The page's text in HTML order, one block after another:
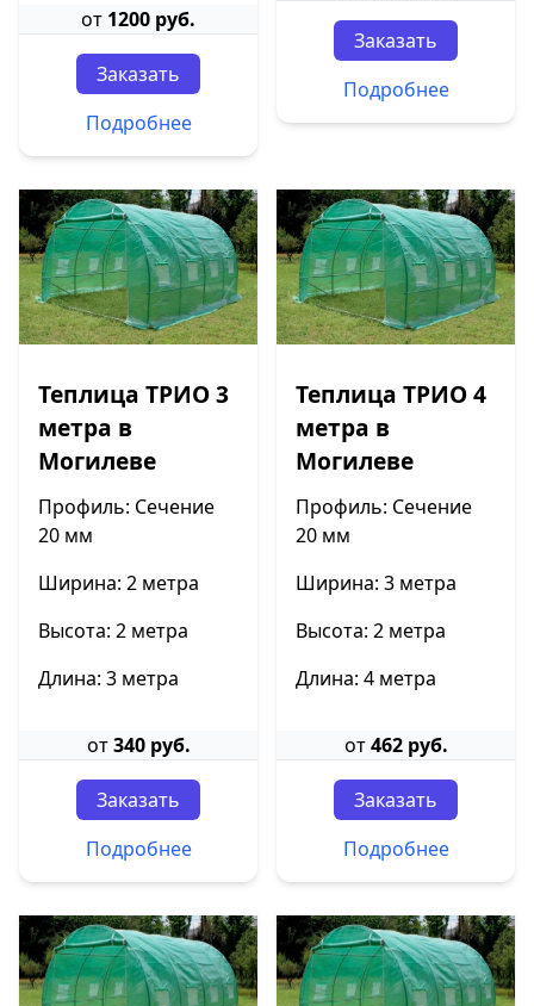
от 1200 руб.
Заказать
Подробнее
Заказать
Подробнее
Теплица ТРИО 3
метра в
Могилеве
Профиль: Сечение
20 мм
Ширина: 2 метра
Высота: 2 метра
Длина: 3 метра
от340 руб.
Заказать
Подробнее
Теплица ТРИО 4
метра в
Могилеве
Профиль: Сечение
20 мм
Ширина: 3 метра
Высота: 2 метра
Длина: 4 метра
от462 руб.
Заказать
Подробнее